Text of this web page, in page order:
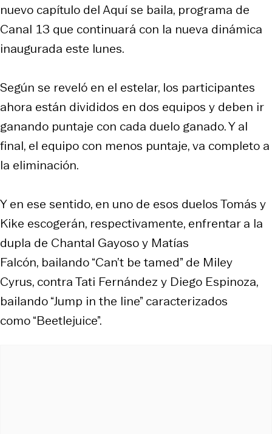
nuevo capítulo del Aquí se baila, programa de
Canal 13 que continuará con la nueva dinámica
inaugurada este lunes.
Según se reveló en el estelar, los participantes
ahora están divididos en dos equipos y deben ir
ganando puntaje con cada duelo ganado. Y al
final, el equipo con menos puntaje, va completo a
la eliminación.
Y en ese sentido, en uno de esos duelos Tomás y
Kike escogerán, respectivamente, enfrentar a la
dupla de Chantal Gayoso y Matías
Falcón, bailando “Can’t be tamed” de Miley
Cyrus, contra Tati Fernández y Diego Espinoza,
bailando “Jump in the line” caracterizados
como “Beetlejuice”.